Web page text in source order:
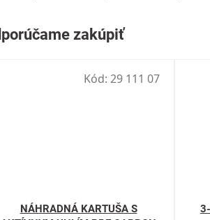
NÁHRADNÁ KARTUŠA S
Kód: 29 111 07